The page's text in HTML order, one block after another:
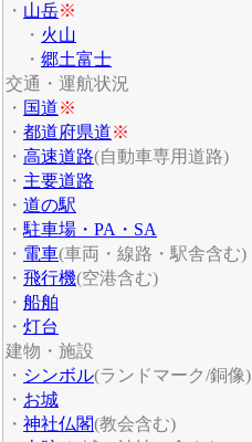
・ 山岳※
・ 火山
・ 郷土富士
交通・運航状況
・ 国道※
・ 都道府県道※
・ 高速道路(自動車専用道路)
・ 主要道路
・ 道の駅
・駐車場・PA・SA
・ 電車(車両・線路・駅舎含む)
・ 飛行機(空港含む)
・ 船舶
・ 灯台
建物・施設
・ シンボル(ランドマーク/銅像)
・ お城
・ 神社仏閣(教会含む)